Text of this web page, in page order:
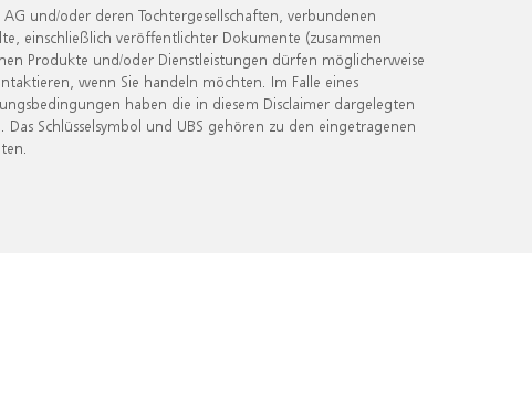
und/oder deren Tochtergesellschaften, verbundenen
einschließlich veröffentlichter Dokumente (zusammen
Produkte und/oder Dienstleistungen dürfen möglicherweise
wenn Sie handeln möchten. Im Falle eines
haben die in diesem Disclaimer dargelegten
Schlüsselsymbol und UBS gehören zu den eingetragenen